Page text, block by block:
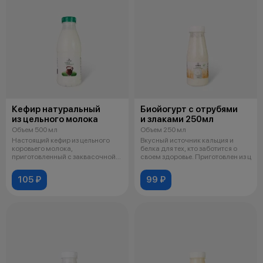
Кефир натуральный
из цельного молока
Объем 500 мл
Настоящий кефир из цельного
коровьего молока,
приготовленный с заквасочной
105 ₽
Биойогурт с отрубями
и злаками 250мл
Объем 250 мл
Вкусный источник кальция и
белка для тех, кто заботится о
своем здоровье. Приготовлен из ц
99 ₽